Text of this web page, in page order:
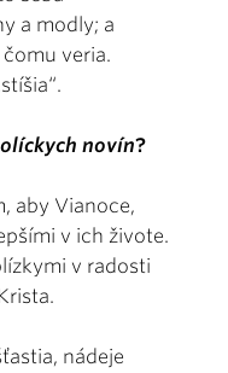
a modly; a
veria.
novín?
aby Vianoce,
v ich živote.
v radosti
nádeje